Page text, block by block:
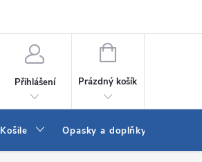
Přihlášení
NÁKUPNÍ
Prázdný košík
Košile Opasky a doplňky